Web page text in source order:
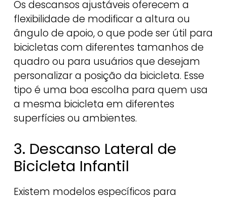
Os descansos ajustáveis oferecem a
flexibilidade de modificar a altura ou
ângulo de apoio, o que pode ser útil para
bicicletas com diferentes tamanhos de
quadro ou para usuários que desejam
personalizar a posição da bicicleta. Esse
tipo é uma boa escolha para quem usa
a mesma bicicleta em diferentes
superfícies ou ambientes.
3. Descanso Lateral de
Bicicleta Infantil
Existem modelos específicos para